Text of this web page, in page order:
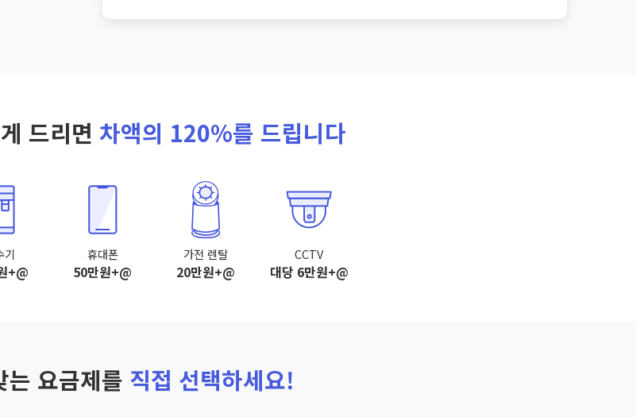
드리면 차액의 120%를 드립니다
기
+@
휴대폰
50만원+@
가전 렌탈
20만원+@
CCTV
대당 6만원+@
는 요금제를 직접 선택하세요!